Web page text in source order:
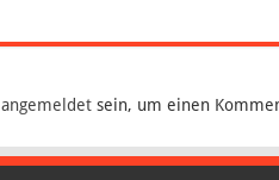
angemeldet sein, um einen